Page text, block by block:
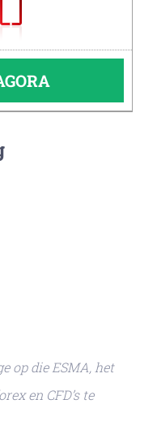
op die ESMA, het
en CFD’s te